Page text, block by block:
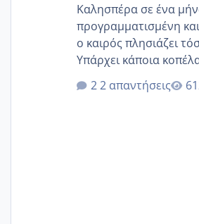
Καλησπέρα σε ένα
προγραμματισμένη
ο καιρός πλησιάζει
Υπάρχει κάποια
παρόμοιο ιστορικό να
εμπειρία της;Να
2 απαντήσεις